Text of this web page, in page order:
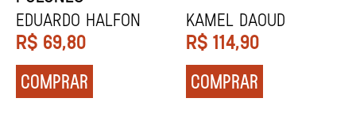
Zadie Smith
R$ 129,90
COMPRAR
Andrei Kurkov
R$ 139,90
COMPRAR